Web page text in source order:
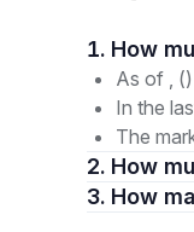
As of ,
In the
The
2. How